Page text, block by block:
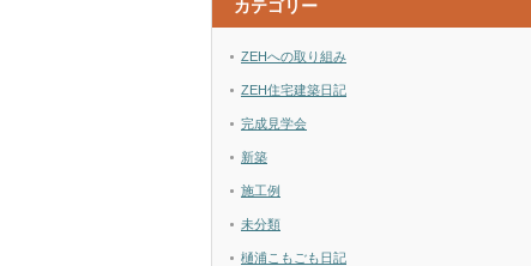
カテゴリー
ZEHへの取り組み
ZEH住宅建築日記
完成見学会
新築
施工例
未分類
樋浦こもごも日記